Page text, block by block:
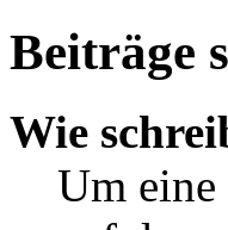
Beiträge
Wie
Um